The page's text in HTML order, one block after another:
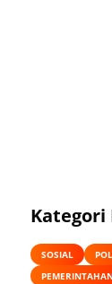
Kategori
SOSIAL